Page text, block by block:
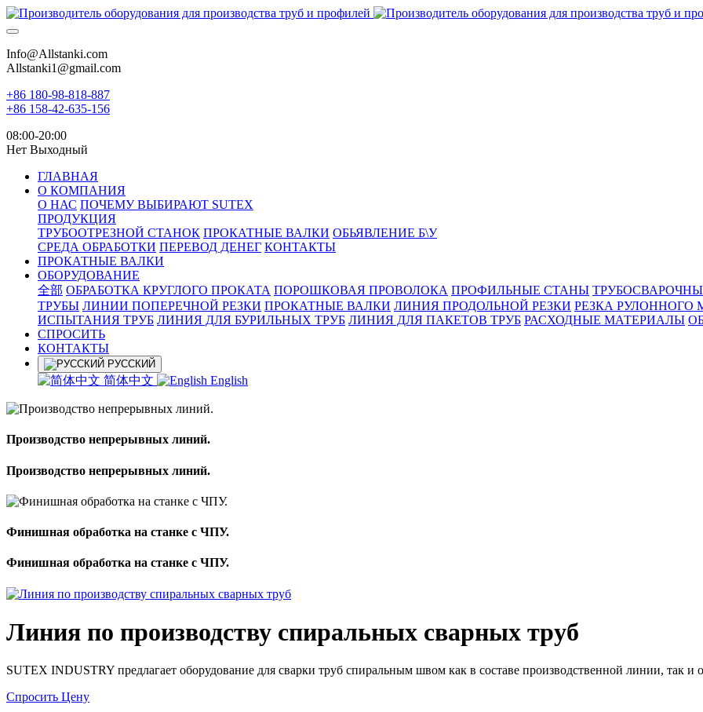
Info@Allstanki.com
Allstanki1@gmail.com
+86 180-98-818-887
+86 158-42-635-156
08:00-20:00
Нет Выходный
ГЛАВНАЯ
О КОМПАНИЯ
О НАС ПОЧЕМУ ВЫБИРАЮТ SUTEX
ПРОДУКЦИЯ
ТРУБООТРЕЗНОЙ СТАНОК ПРОКАТНЫЕ ВАЛКИ ОБЬЯВЛЕНИЕ Б\У
СРЕДА ОБРАБОТКИ ПЕРЕВОД ДЕНЕГ КОНТАКТЫ
ПРОКАТНЫЕ ВАЛКИ
ОБОРУДОВАНИЕ
全部 ОБРАБОТКА КРУГЛОГО ПРОКАТА ПОРОШКОВАЯ ПРОВОЛОКА ПРОФИЛЬНЫЕ СТАНЫ
ТРУБЫ ЛИНИИ ПОПЕРЕЧНОЙ РЕЗКИ ПРОКАТНЫЕ ВАЛКИ ЛИНИЯ ПРОДОЛЬНОЙ РЕЗКИ РЕЗКА РУЛОННОГО
ИСПЫТАНИЯ ТРУБ ЛИНИЯ ДЛЯ БУРИЛЬНЫХ ТРУБ ЛИНИЯ ДЛЯ ПАКЕТОВ ТРУБ РАСХОДНЫЕ МАТЕРИАЛЫ
СПРОСИТЬ
КОНТАКТЫ
РУССКИЙ
简体中文 English
Производство непрерывных линий.
Производство непрерывных линий.
Финишная обработка на станке с ЧПУ.
Финишная обработка на станке с ЧПУ.
Линия по производству спиральных сварных труб
SUTEX INDUSTRY предлагает оборудование для сварки труб спиральным швом как в составе производственной линии, так и
Спросить Цену